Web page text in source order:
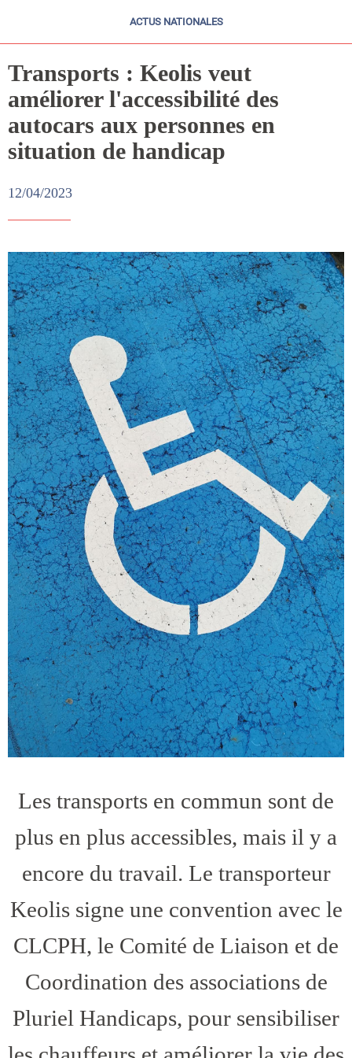
ACTUS NATIONALES
Transports : Keolis veut
améliorer l'accessibilité des
autocars aux personnes en
situation de handicap
12/04/2023
Les transports en commun sont de
plus en plus accessibles, mais il y a
encore du travail. Le transporteur
Keolis signe une convention avec le
CLCPH, le Comité de Liaison et de
Coordination des associations de
Pluriel Handicaps, pour sensibiliser